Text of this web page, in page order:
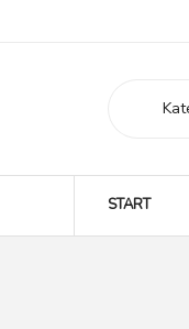
START